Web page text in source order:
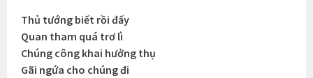
Thủ tướng biết rồi đấy
Quan tham quá trơ lì
Chúng công khai hưởng thụ
Gãi ngứa cho chúng đi